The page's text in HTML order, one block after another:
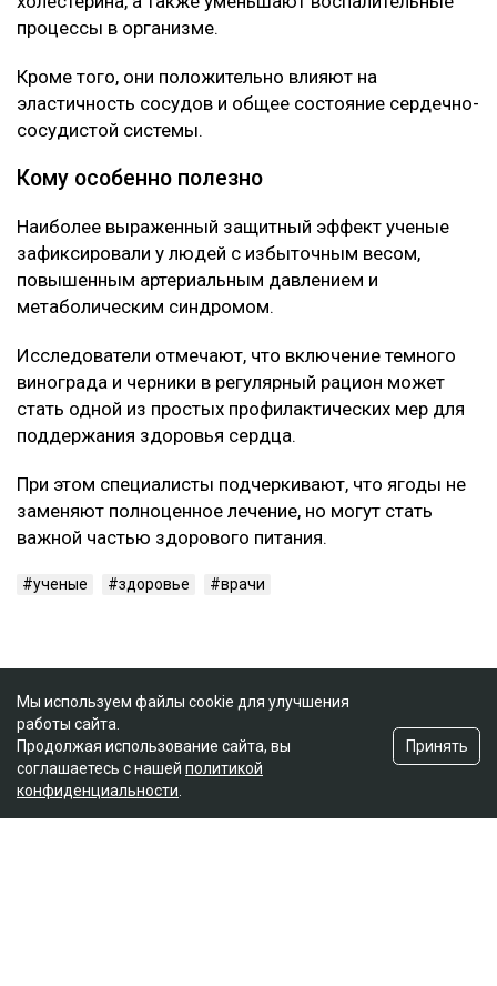
процессы в организме.
Кроме того, они положительно влияют на
эластичность сосудов и общее состояние сердечно-
сосудистой системы.
Кому особенно полезно
Наиболее выраженный защитный эффект ученые
зафиксировали у людей с избыточным весом,
повышенным артериальным давлением и
метаболическим синдромом.
Исследователи отмечают, что включение темного
винограда и черники в регулярный рацион может
стать одной из простых профилактических мер для
поддержания здоровья сердца.
При этом специалисты подчеркивают, что ягоды не
заменяют полноценное лечение, но могут стать
важной частью здорового питания.
ученые здоровье врачи
Мы используем файлы cookie для улучшения
работы сайта.
Продолжая использование сайта, вы
соглашаетесь с нашей политикой
конфиденциальности
Принять